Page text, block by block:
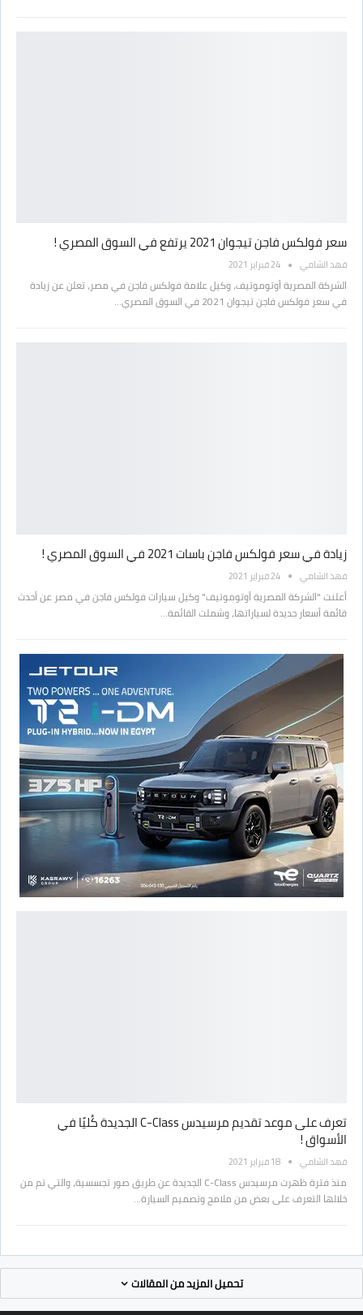
سعر فولكس فاجن تيجوان 2021 يرتفع في السوق المصري !
فهد الشامي 24 فبراير 2021
الشركة المصرية أوتوموتيف، وكيل علامة فولكس فاجن في مصر، تعلن عن زيادة
في سعر فولكس فاجن تيجوان 2021 في السوق المصري…
زيادة في سعر فولكس فاجن باسات 2021 في السوق المصري !
فهد الشامي 24 فبراير 2021
أعلنت "الشركة المصرية أوتوموتيف" وكيل سيارات فولكس فاجن في مصر عن أحدث
قائمة أسعار جديدة لسياراتها، وشملت القائمة…
تعرف على موعد تقديم مرسيدس C-Class الجديدة كُليًا في
الأسواق !
فهد الشامي 18 فبراير 2021
منذ فترة ظهرت مرسيدس C-Class الجديدة عن طريق صور تجسسية، والتي تم من
خلالها التعرف على بعض من ملامح وتصميم السيارة…
تحميل المزيد من المقالات